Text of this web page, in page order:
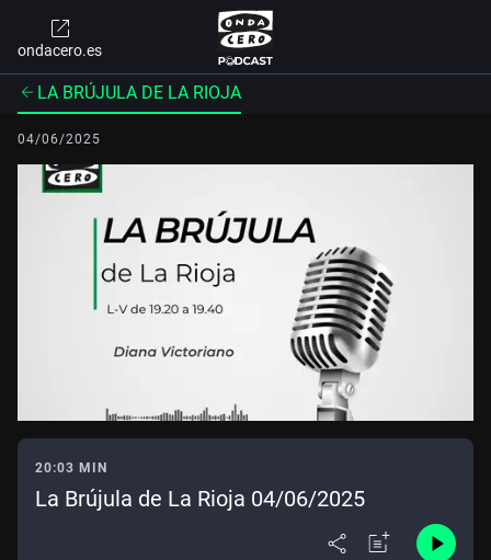
ondacero.es
LA BRÚJULA DE LA RIOJA
04/06/2025
20:03 MIN
La Brújula de La Rioja 04/06/2025